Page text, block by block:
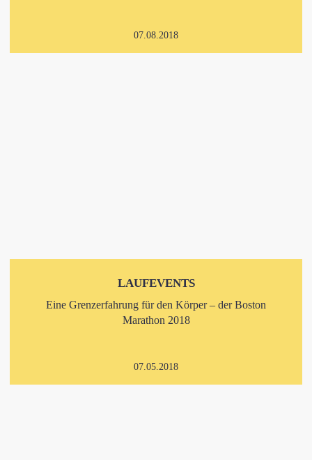
07.08.2018
LAUFEVENTS
Eine Grenzerfahrung für den Körper – der Boston
Marathon 2018
07.05.2018